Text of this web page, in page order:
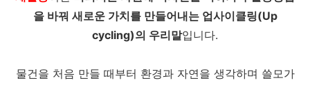
을 바꿔 새로운 가치를 만들어내는 업사이클링(Up
cycling)의 우리말입니다.
물건을 처음 만들 때부터 환경과 자연을 생각하며 쓸모가